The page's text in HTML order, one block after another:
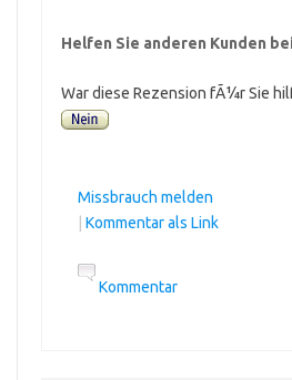
Helfen Sie anderen Kunden
War diese Rezension fÃ¼r Sie
Missbrauch melden
Kommentar als Link
Kommentar